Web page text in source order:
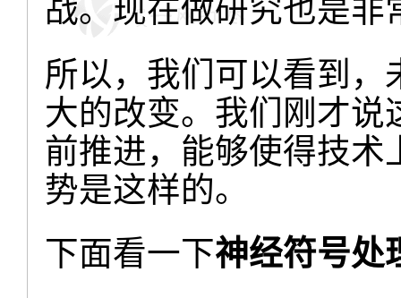
战。现在做研究也是非
所以，我们可以看到
大的改变。我们刚才
前推进，能够使得技
势是这样的。
下面看一下神经符号处